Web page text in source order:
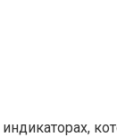
индикаторах,